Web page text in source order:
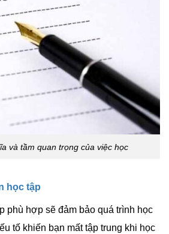
và tầm quan trọng của việc học
học tập
phù hợp sẽ đảm bảo quá trình học
tố khiến bạn mất tập trung khi học